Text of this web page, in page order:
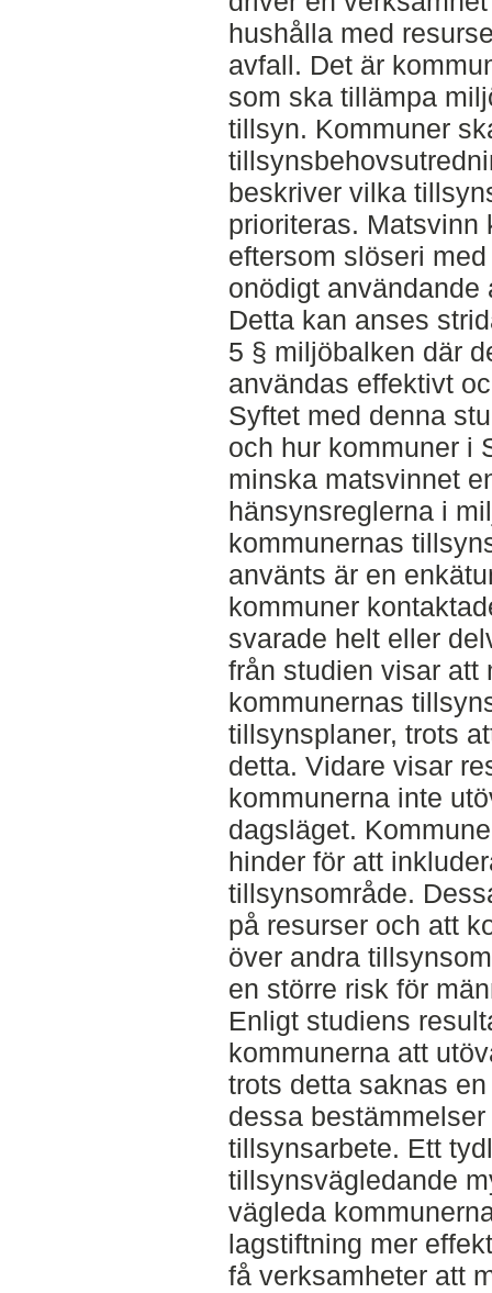
hushålla med
avfall. Det är
som ska tillämpa
tillsyn. Kommuner
beskriver vilka
prioriteras.
eftersom slöseri
onödigt användande
Detta kan anses
5 § miljöbalken där
användas effektivt
Syftet med denna
och hur kommuner i
minska matsvinnet
hänsynsreglerna i
kommunernas
använts är en
kommuner
svarade helt eller
från studien visar att
kommunernas
tillsynsplaner, trots
detta. Vidare visar
kommunerna inte
dagsläget.
hinder för att
tillsynsområde.
på resurser och att
över andra
en större risk för
Enligt studiens
kommunerna att
trots detta saknas
dessa
tillsynsarbete. Ett
tillsynsvägledande
vägleda
lagstiftning mer
få verksamheter att